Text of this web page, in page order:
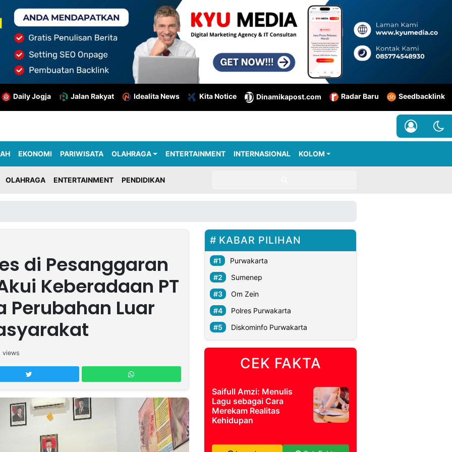
Daily Jogja Jalan Rakyat Idealita News Kita Notice Dinamikapost.com Radar Baru Seedbacklink
EKONOMI PARIWISATA OLAHRAGA ENTERTAINMENT INTERNASIONAL KOLOM
OLAHRAGA ENTERTAINMENT PENDIDIKAN
di Pesanggaran
Keberadaan PT
Perubahan Luar
views
KABAR PILIHAN
Purwakarta
Sumenep
Om Zein
Polres Purwakarta
Diskominfo Purwakarta
CEK FAKTA
Saifull Amzi: Menulis
Lagu sebagai Cara
Merekam Realitas
Kehidupan